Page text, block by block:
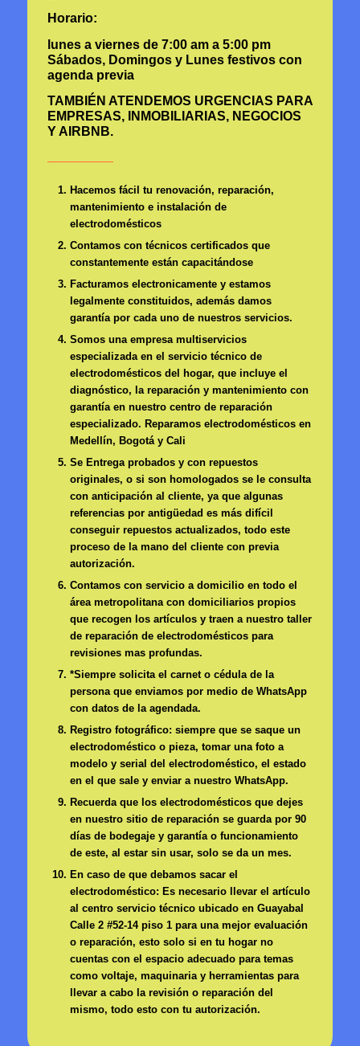
Horario:
lunes a viernes de 7:00 am a 5:00 pm
Sábados, Domingos y Lunes festivos con
agenda previa
TAMBIÉN ATENDEMOS URGENCIAS PARA
EMPRESAS, INMOBILIARIAS, NEGOCIOS
Y AIRBNB.
Hacemos fácil tu renovación, reparación,
mantenimiento e instalación de
electrodomésticos
Contamos con técnicos certificados que
constantemente están capacitándose
Facturamos electronicamente y estamos
legalmente constituidos, además damos
garantía por cada uno de nuestros servicios.
Somos una empresa multiservicios
especializada en el servicio técnico de
electrodomésticos del hogar, que incluye el
diagnóstico, la reparación y mantenimiento con
garantía en nuestro centro de reparación
especializado. Reparamos electrodomésticos en
Medellín, Bogotá y Cali
Se Entrega probados y con repuestos
originales, o si son homologados se le consulta
con anticipación al cliente, ya que algunas
referencias por antigüedad es más difícil
conseguir repuestos actualizados, todo este
proceso de la mano del cliente con previa
autorización.
Contamos con servicio a domicilio en todo el
área metropolitana con domiciliarios propios
que recogen los artículos y traen a nuestro taller
de reparación de electrodomésticos para
revisiones mas profundas.
*Siempre solicita el carnet o cédula de la
persona que enviamos por medio de WhatsApp
con datos de la agendada.
Registro fotográfico: siempre que se saque un
electrodoméstico o pieza, tomar una foto a
modelo y serial del electrodoméstico, el estado
en el que sale y enviar a nuestro WhatsApp.
Recuerda que los electrodomésticos que dejes
en nuestro sitio de reparación se guarda por 90
días de bodegaje y garantía o funcionamiento
de este, al estar sin usar, solo se da un mes.
En caso de que debamos sacar el
electrodoméstico: Es necesario llevar el artículo
al centro servicio técnico ubicado en Guayabal
Calle 2 #52-14 piso 1 para una mejor evaluación
o reparación, esto solo si en tu hogar no
cuentas con el espacio adecuado para temas
como voltaje, maquinaria y herramientas para
llevar a cabo la revisión o reparación del
mismo, todo esto con tu autorización.